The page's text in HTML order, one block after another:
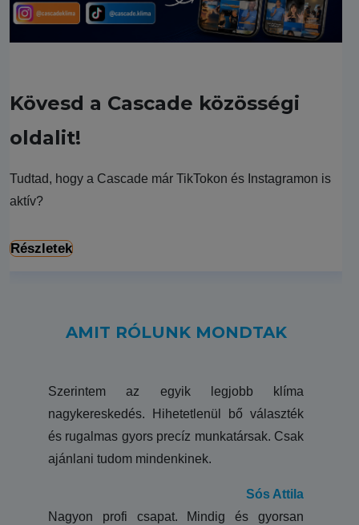
Kövesd a Cascade közösségi
oldalit!
Tudtad, hogy a Cascade már TikTokon és Instagramon is
aktív?
Részletek
AMIT RÓLUNK MONDTAK
Szerintem az egyik legjobb klíma
nagykereskedés. Hihetetlenül bő választék
és rugalmas gyors precíz munkatársak. Csak
ajánlani tudom mindenkinek.
Sós Attila
Nagyon profi csapat. Mindig és gyorsan